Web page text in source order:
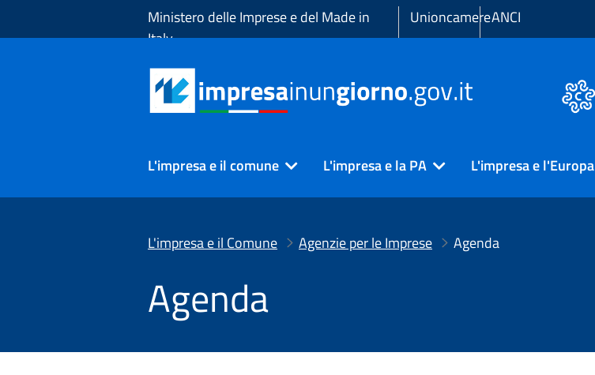
Ministero delle Imprese e del Made in
Italy
UnioncamereANCI
L'impresa e il comune L'impresa e la PA L'impresa e l'Europa
L'impresa e il Comune Agenzie per le Imprese Agenda
Agenda